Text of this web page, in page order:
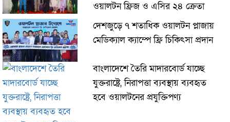
ওয়ালটন ফ্রিজ ও এসির ২৪ ক্রেতা
দেশজুড়ে ৭ শতাধিক ওয়ালটন প্লাজায়
মেডিক্যাল ক্যাম্পে ফ্রি চিকিৎসা প্রদান
বাংলাদেশে তৈরি মাদারবোর্ড যাচ্ছে
যুক্তরাষ্ট্রে, নিরাপত্তা ব্যবস্থায় ব্যবহৃত
হবে ওয়ালটনের প্রযুক্তিপণ্য